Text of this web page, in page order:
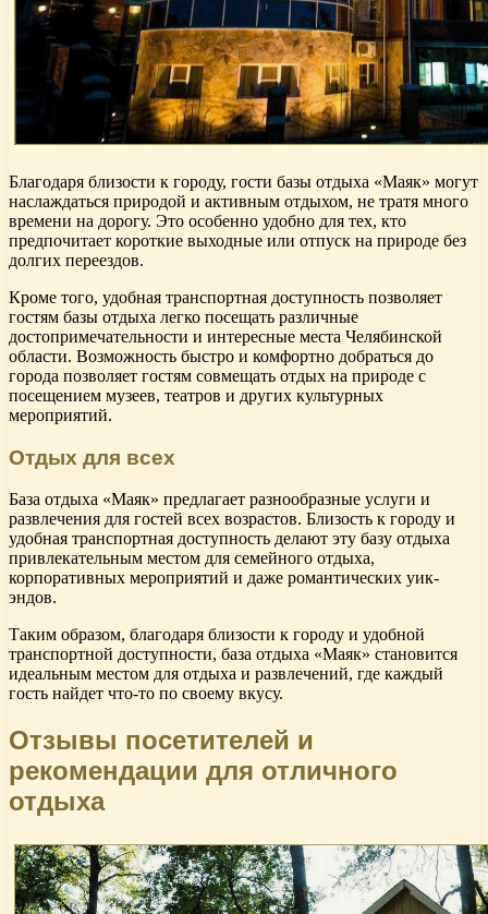
Благодаря близости к городу, гости базы отдыха «Маяк» могут
наслаждаться природой и активным отдыхом, не тратя много
времени на дорогу. Это особенно удобно для тех, кто
предпочитает короткие выходные или отпуск на природе без
долгих переездов.
Кроме того, удобная транспортная доступность позволяет
гостям базы отдыха легко посещать различные
достопримечательности и интересные места Челябинской
области. Возможность быстро и комфортно добраться до
города позволяет гостям совмещать отдых на природе с
посещением музеев, театров и других культурных
мероприятий.
Отдых для всех
База отдыха «Маяк» предлагает разнообразные услуги и
развлечения для гостей всех возрастов. Близость к городу и
удобная транспортная доступность делают эту базу отдыха
привлекательным местом для семейного отдыха,
корпоративных мероприятий и даже романтических уик-
эндов.
Таким образом, благодаря близости к городу и удобной
транспортной доступности, база отдыха «Маяк» становится
идеальным местом для отдыха и развлечений, где каждый
гость найдет что-то по своему вкусу.
Отзывы посетителей и
рекомендации для отличного
отдыха